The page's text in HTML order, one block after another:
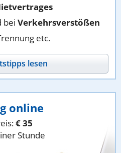
bei Verkehrsverstößen
etc.
lesen
online
€ 35
Stunde